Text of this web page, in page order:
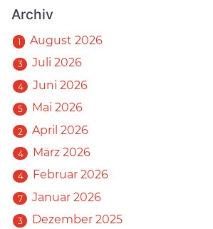
Archiv
1 August 2026
3 Juli 2026
4 Juni 2026
5 Mai 2026
2 April 2026
4 März 2026
4 Februar 2026
7 Januar 2026
3 Dezember 2025